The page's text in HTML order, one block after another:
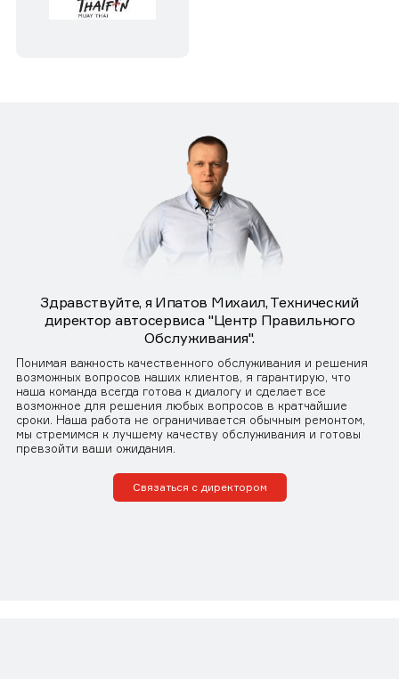
Здравствуйте, я Ипатов Михаил, Технический
директор автосервиса "Центр Правильного
Обслуживания".
Понимая важность качественного обслуживания и решения
возможных вопросов наших клиентов, я гарантирую, что
наша команда всегда готова к диалогу и сделает все
возможное для решения любых вопросов в кратчайшие
сроки. Наша работа не ограничивается обычным ремонтом,
мы стремимся к лучшему качеству обслуживания и готовы
превзойти ваши ожидания.
Связаться с директором